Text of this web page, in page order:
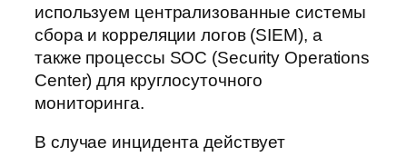
используем централизованные системы
сбора и корреляции логов (SIEM), а
также процессы SOC (Security Operations
Center) для круглосуточного
мониторинга.
В случае инцидента действует